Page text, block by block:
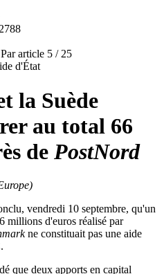
Par article 5 / 25
d'État
la Suède
au total 66
de PostNord
vendredi 10 septembre, qu'un
millions d'euros réalisé par
ne constituait pas une aide
que deux apports en capital